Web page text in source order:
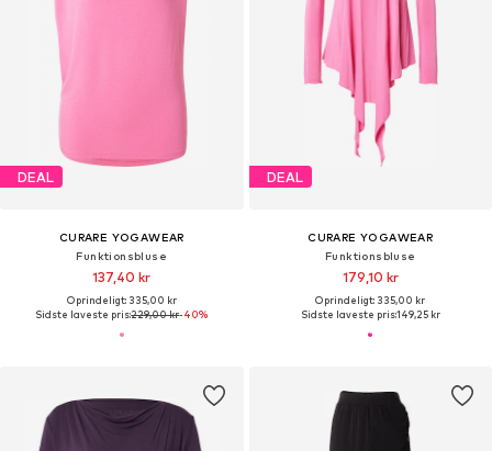
DEAL
CURARE YOGAWEAR
Funktionsbluse
137,40 kr
Oprindeligt: 335,00 kr
Sidste laveste pris:229,00 kr-40%
DEAL
CURARE YOGAWEAR
Funktionsbluse
179,10 kr
Oprindeligt: 335,00 kr
Sidste laveste pris:149,25 kr